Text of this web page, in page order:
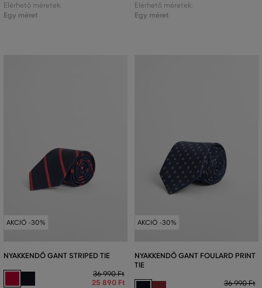
Elérhető méretek:
Egy méret
Elérhető méretek:
Egy méret
AKCIÓ -30%
NYAKKENDŐ GANT STRIPED TIE
36 990 Ft
25 890 Ft
AKCIÓ -30%
NYAKKENDŐ GANT FOULARD PRINT
TIE
36 990 Ft